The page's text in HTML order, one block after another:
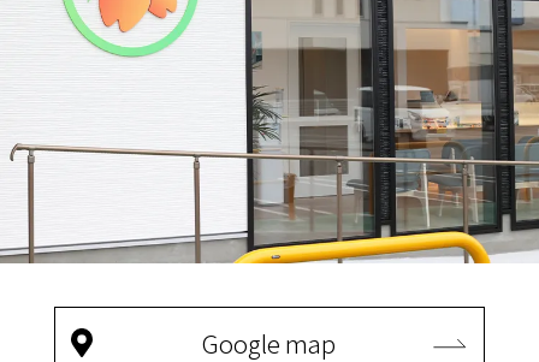
Google map